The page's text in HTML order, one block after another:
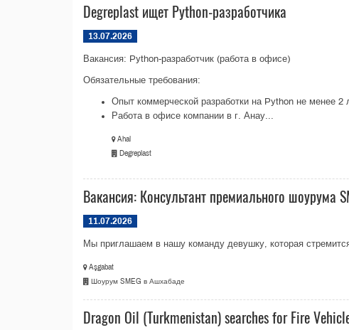
Degreplast ищет Python-разработчика
13.07.2026
Вакансия: Python-разработчик (работа в офисе)
Обязательные требования:
⁠Опыт коммерческой разработки на Python не менее 2
⁠Работа в офисе компании в г. Анау...
Ahal
Degreplast
Вакансия: Консультант премиального шоурума
11.07.2026
Мы приглашаем в нашу команду девушку, которая
Aşgabat
Шоурум SMEG в Ашхабаде
Dragon Oil (Turkmenistan) searches for Fire